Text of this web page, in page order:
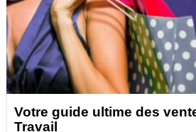
Votre guide ultime des
Travail